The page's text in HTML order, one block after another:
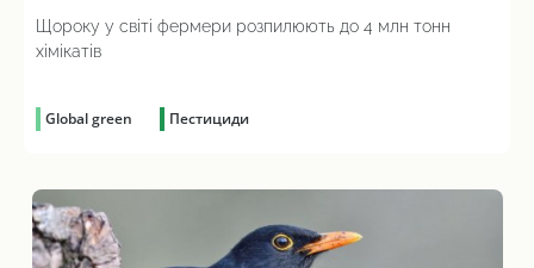
Щороку у світі фермери розпилюють до 4 млн тонн
хімікатів
Global green Пестициди